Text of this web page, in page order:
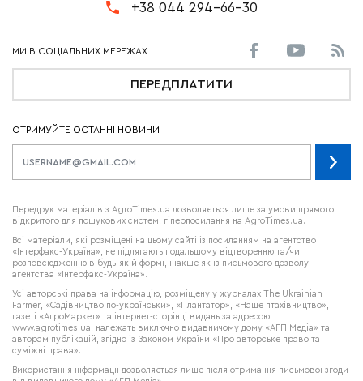
+38 044 294-66-30
ПЕРЕДПЛАТИТИ
ОТРИМУЙТЕ ОСТАННІ НОВИНИ
Передрук матеріалів з AgroTimes.ua дозволяється лише за умови прямого,
відкритого для пошукових систем, гіперпосилання на AgroTimes.ua.
Всі матеріали, які розміщені на цьому сайті із посиланням на агентство
«Інтерфакс-Україна», не підлягають подальшому відтворенню та/чи
розповсюдженню в будь-якій формі, інакше як із письмового дозволу
агентства «Інтерфакс-Україна».
Усі авторські права на інформацію, розміщену у журналах The Ukrainian
Farmer, «Садівництво по-українськи», «Плантатор», «Наше птахівництво»,
газеті «АгроМаркет» та інтернет-сторінці видань за адресою
www.agrotimes.ua, належать виключно видавничому дому «АГП Медіа» та
авторам публікацій, згідно із Законом України «Про авторське право та
суміжні права».
Використання інформації дозволяється лише після отримання письмової згоди